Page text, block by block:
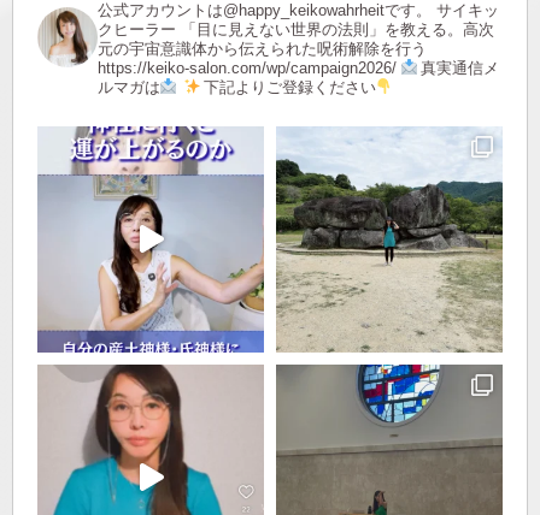
公式アカウントは@happy_keikowahrheitです。
サイキッ
クヒーラー 「目に見えない世界の法則」を教える。高次
元の宇宙意識体から伝えられた呪術解除を行う
https://keiko-salon.com/wp/campaign2026/
真実通信メ
ルマガは
下記よりご登録ください